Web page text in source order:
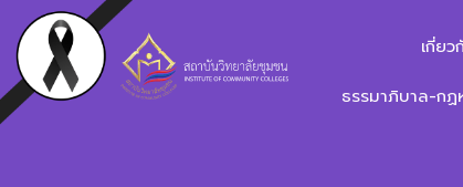
เกี่ย
ธรรมาภิบาล-กฏ